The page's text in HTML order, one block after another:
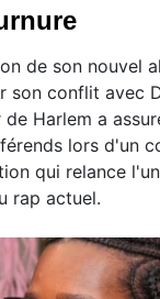
de son nouvel
son conflit avec
Harlem a
lors d'un
qui relance
rap actuel.